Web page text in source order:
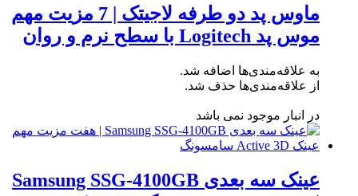
ماوس پد دو طرفه لاجیتک | 7 مزیت مهم
موس پد Logitech با سطح نرم و روان
به علاقه‌مندی‌ها اضافه شد.
از علاقه‌مندی‌ها حذف شد.
در انبار موجود نمی باشد
عینک سه بعدی Samsung SSG-4100GB